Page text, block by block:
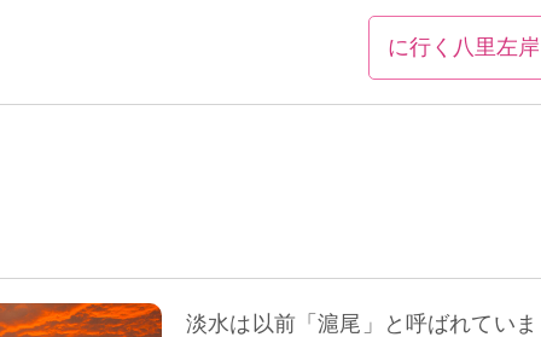
クな街並みを体験できます。そうい
に行く八里左岸
淡水は以前「滬尾」と呼ばれていま